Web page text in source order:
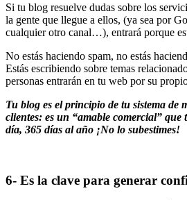
Si tu blog resuelve dudas sobre los
la gente que llegue a ellos, (ya sea por
cualquier otro canal…), entrará porque
No estás haciendo spam, no estás
Estás escribiendo sobre temas
personas entrarán en tu web por su
Tu blog es el principio de tu sistema de
clientes: es un “amable comercial” que
día, 365 días al año ¡No lo subestimes!
6- Es la clave para generar